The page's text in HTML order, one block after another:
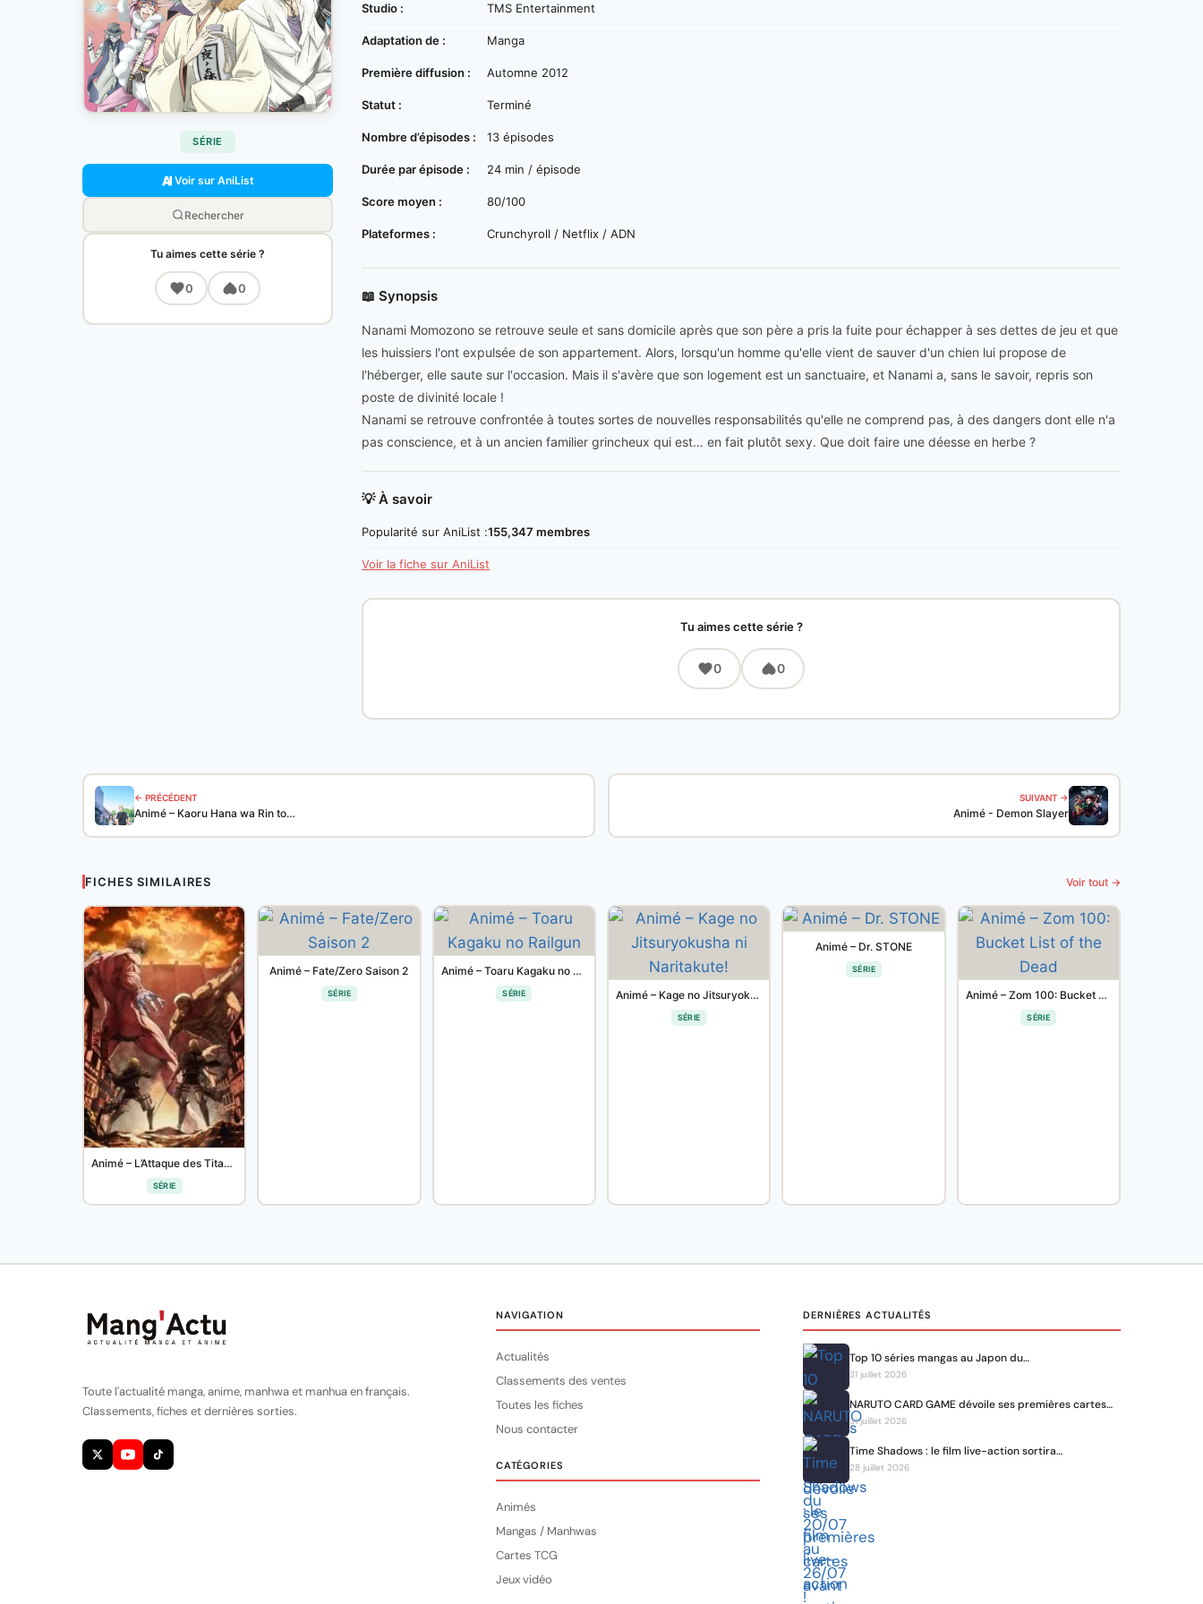
SÉRIE
Voir sur AniList
Rechercher
Tu aimes cette série ?
0 0
Studio : TMS Entertainment
Adaptation de : Manga
Première diffusion : Automne 2012
Statut : Terminé
Nombre d’épisodes : 13 épisodes
Durée par épisode : 24 min / épisode
Score moyen : 80/100
Plateformes : Crunchyroll / Netflix / ADN
📖 Synopsis
Nanami Momozono se retrouve seule et sans domicile après que son père a pris la fuite pour échapper à ses dettes de jeu et que
les huissiers l'ont expulsée de son appartement. Alors, lorsqu'un homme qu'elle vient de sauver d'un chien lui propose de
l'héberger, elle saute sur l'occasion. Mais il s'avère que son logement est un sanctuaire, et Nanami a, sans le savoir, repris son
poste de divinité locale !
Nanami se retrouve confrontée à toutes sortes de nouvelles responsabilités qu'elle ne comprend pas, à des dangers dont elle n'a
pas conscience, et à un ancien familier grincheux qui est… en fait plutôt sexy. Que doit faire une déesse en herbe ?
💡 À savoir
Popularité sur AniList :155,347 membres
Voir la fiche sur AniList
Tu aimes cette série ?
0 0
← PRÉCÉDENT
Animé – Kaoru Hana wa Rin to…
SUIVANT →
Animé - Demon Slayer
FICHES SIMILAIRES Voir tout →
Animé – L’Attaque des Titans Saison 3 Part 2
SÉRIE
Animé – Fate/Zero Saison 2
SÉRIE
Animé – Toaru Kagaku no Railgun
SÉRIE Animé – Kage no Jitsuryokusha ni Naritakute!
SÉRIE
Animé – Dr. STONE
SÉRIE
Animé – Zom 100: Bucket List of the Dead
SÉRIE
Toute l'actualité manga, anime, manhwa et manhua en français.
Classements, fiches et dernières sorties.
NAVIGATION
Actualités
Classements des ventes
Toutes les fiches
Nous contacter
CATÉGORIES
Animés
Mangas / Manhwas
Cartes TCG
Jeux vidéo
DERNIÈRES ACTUALITÉS
Top 10 séries mangas au Japon du…
31 juillet 2026
NARUTO CARD GAME dévoile ses premières cartes…
31 juillet 2026
Time Shadows : le film live-action sortira…
28 juillet 2026